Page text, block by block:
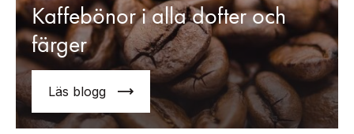
Kaffebönor i alla dofter och
färger
Läs blogg